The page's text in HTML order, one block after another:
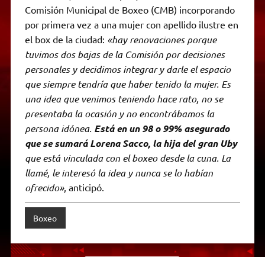
Comisión Municipal de Boxeo (CMB) incorporando
por primera vez a una mujer con apellido ilustre en
el box de la ciudad: «hay renovaciones porque
tuvimos dos bajas de la Comisión por decisiones
personales y decidimos integrar y darle el espacio
que siempre tendría que haber tenido la mujer. Es
una idea que venimos teniendo hace rato, no se
presentaba la ocasión y no encontrábamos la
persona idónea. Está en un 98 o 99% asegurado
que se sumará Lorena Sacco, la hija del gran Uby
que está vinculada con el boxeo desde la cuna. La
llamé, le interesó la idea y nunca se lo habían
ofrecido», anticipó.
Boxeo